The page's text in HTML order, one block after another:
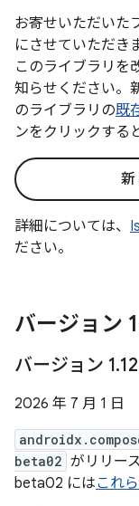
お寄せいただいた
にさせていただき
このライブラリを
知らせください。
のライブラリの既
ンをクリックする
新
詳細については、
ださい。
バージョン 1
バージョン 1.12
2026 年 7 月 1 日
beta02 がリリー
beta02 にはこれ